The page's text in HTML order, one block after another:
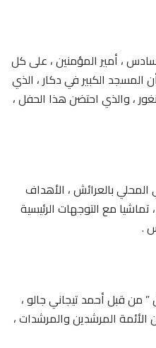
، أمير المؤمنين ، على كل
المسجد الكبير في دكار ، الذي
ليوبولد سيدار سنغور ، والذي احتضن هذا الحفل ،
بالعرائش ، الأهداف
مع التوجهات الرئيسية
.
من قبل أحمد تيجاني جالو ،
الأئمة المرشدين والمرشدات ،